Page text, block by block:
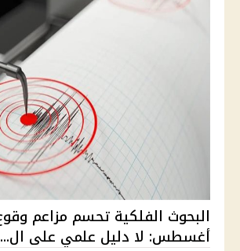
أغسطس: لا دليل علمي على ال...